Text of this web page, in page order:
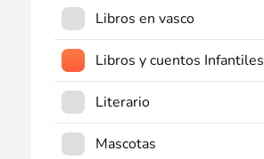
Libros en vasco
Libros y cuentos Infantiles
Literario
Mascotas